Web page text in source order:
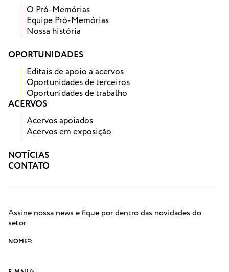
O Pró-Memórias
Equipe Pró-Memórias
Nossa história
OPORTUNIDADES
Editais de apoio a acervos
Oportunidades de terceiros
Oportunidades de trabalho
ACERVOS
Acervos apoiados
Acervos em exposição
NOTÍCIAS
CONTATO
Assine nossa news e fique por dentro das novidades do
setor
NOME*: